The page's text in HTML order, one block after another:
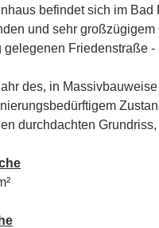
befindet sich im
und sehr
gelegenen Friedenstraße
des, in
durchdachten